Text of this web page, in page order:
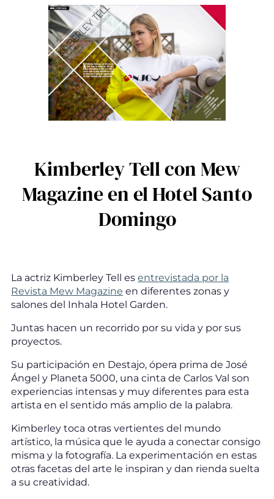
Kimberley Tell con Mew
Magazine en el Hotel Santo
Domingo
La actriz Kimberley Tell esentrevistada por la
Revista Mew Magazine en diferentes zonas y
salones del Inhala Hotel Garden.
Juntas hacen un recorrido por su vida y por sus
proyectos.
Su participación en Destajo, ópera prima de José
Ángel y Planeta 5000, una cinta de Carlos Val son
experiencias intensas y muy diferentes para esta
artista en el sentido más amplio de la palabra.
Kimberley toca otras vertientes del mundo
artístico, la música que le ayuda a conectar consigo
misma y la fotografía. La experimentación en estas
otras facetas del arte le inspiran y dan rienda suelta
a su creatividad.